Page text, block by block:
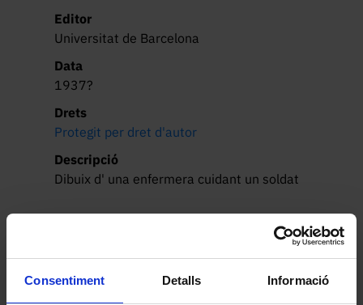
Consentiment Detalls Informació
Editor
Universitat de Barcelona
Data
1937?
Drets
Protegit per dret d'autor
Descripció
Dibuix d' una enfermera cuidant un soldat
Altres peces de la col·lecció